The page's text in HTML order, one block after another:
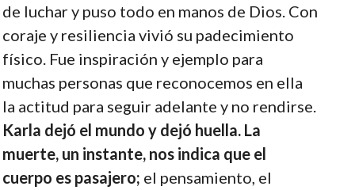
de luchar y puso todo en manos de Dios. Con
coraje y resiliencia vivió su padecimiento
físico. Fue inspiración y ejemplo para
muchas personas que reconocemos en ella
la actitud para seguir adelante y no rendirse.
Karla dejó el mundo y dejó huella. La
muerte, un instante, nos indica que el
cuerpo es pasajero; el pensamiento, el